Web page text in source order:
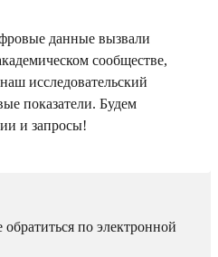
данные вызвали
сообществе,
исследовательский
показатели. Будем
и запросы!
по электронной